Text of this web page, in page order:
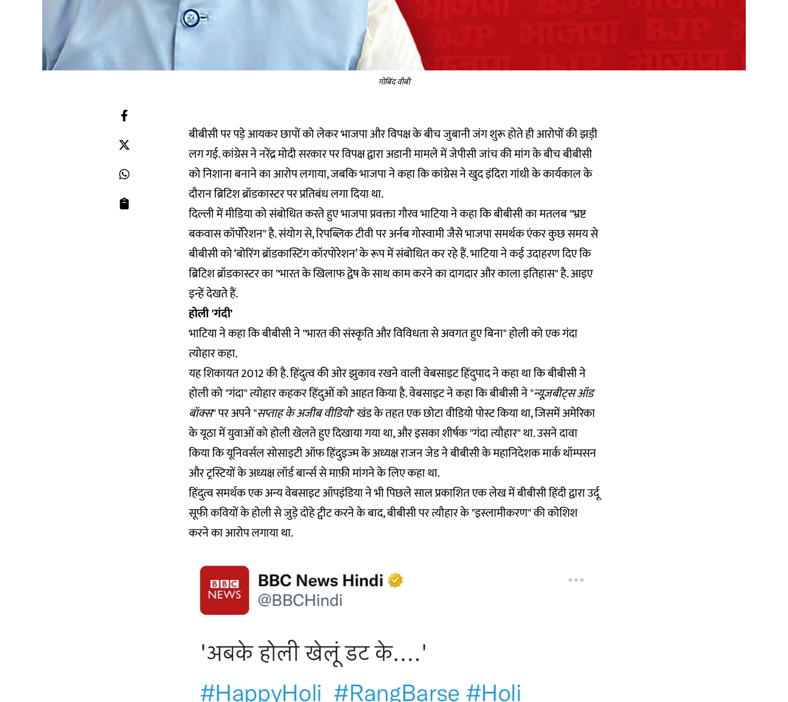
गोबिंद वीबी
बीबीसी पर पड़ेआयकर छापोंको लेकर भाजपा और विपक्ष के बीच जुबानी जंग शुरू होते ही आरोपों की झड़ी
लग गई. कांग्रेस ने नरेंद्र मोदी सरकार पर विपक्ष द्वारा अडानी मामले में जेपीसी जांच की मांग के बीच बीबीसी
को निशाना बनाने का आरोप लगाया, जबकि भाजपा ने कहा कि कांग्रेस ने खुद इंदिरा गांधी के कार्यकाल के
दौरान ब्रिटिश ब्रॉडकास्टर पर प्रतिबंध लगा दिया था.
दिल्ली में मीडिया को संबोधित करते हुए भाजपा प्रवक्ता गौरव भाटिया ने कहा कि बीबीसी का मतलब "भ्रष्ट
बकवास कॉर्पोरेशन" है. संयोग से, रिपब्लिक टीवी पर अर्नब गोस्वामी जैसे भाजपा समर्थक एंकर कुछ समय से
बीबीसी को ‘बोरिंग ब्रॉडकास्टिंग कॉरपोरेशन’ के रूप में संबोधित कर रहे हैं. भाटिया ने कई उदाहरण दिए कि
ब्रिटिश ब्रॉडकास्टर का "भारत के खिलाफ द्वेष के साथ काम करने का दागदार और काला इतिहास" है. आइए
इन्हें देखते हैं.
होली 'गंदी'
भाटिया ने कहा कि बीबीसी ने "भारत की संस्कृति और विविधता से अवगत हुए बिना" होली को एक गंदा
त्योहार कहा.
यह शिकायत 2012 की है. हिंदुत्व की ओर झुकाव रखने वाली वेबसाइटहिंदुपादने कहा था कि बीबीसी ने
होली को "गंदा" त्योहार कहकर हिंदुओं को आहत किया है. वेबसाइट ने कहा कि बीबीसी ने "न्यूज़बीट्स ऑड
बॉक्स" पर अपने "सप्ताह के अजीब वीडियो" खंड के तहत एक छोटा वीडियो पोस्ट किया था, जिसमें अमेरिका
के यूठा में युवाओं को होली खेलते हुए दिखाया गया था, और इसका शीर्षक "गंदा त्यौहार" था. उसने दावा
किया कि यूनिवर्सल सोसाइटी ऑफ हिंदुइज्म के अध्यक्ष राजन जेड ने बीबीसी के महानिदेशक मार्क थॉम्पसन
और ट्रस्टियों के अध्यक्ष लॉर्ड बार्न्स से माफ़ी मांगने के लिए कहा था.
हिंदुत्व समर्थक एक अन्य वेबसाइट ऑपइंडिया ने भीपिछले साल प्रकाशित एक लेखमें बीबीसी हिंदी द्वारा उर्दू
सूफी कवियों के होली से जुड़े दोहे ट्वीट करने के बाद, बीबीसी पर त्यौहार के "इस्लामीकरण" की कोशिश
करने का आरोप लगाया था.